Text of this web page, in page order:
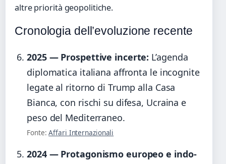
altre priorità geopolitiche.
Cronologia dell’evoluzione recente
2025 — Prospettive incerte: L’agenda
diplomatica italiana affronta le incognite
legate al ritorno di Trump alla Casa
Bianca, con rischi su difesa, Ucraina e
peso del Mediterraneo.
Fonte:Affari Internazionali
2024 — Protagonismo europeo e indo-